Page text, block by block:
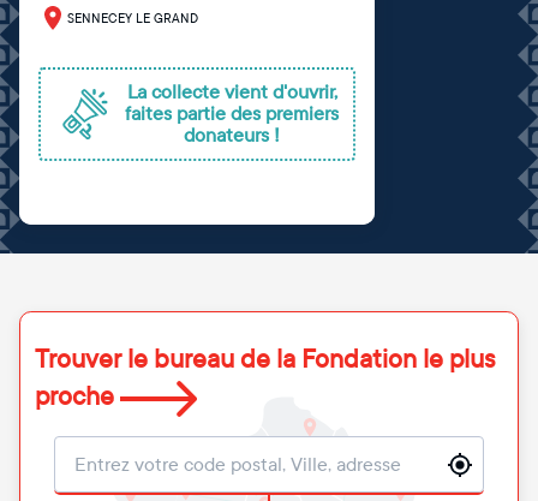
SENNECEY LE GRAND
La collecte vient d'ouvrir,
faites partie des premiers
donateurs !
Trouver le bureau de la Fondation le plus
proche
Localisation